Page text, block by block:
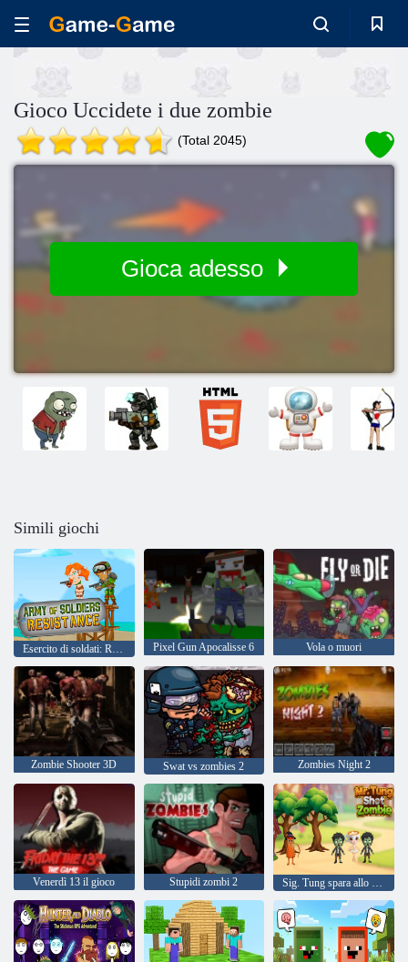
Gioco Uccidete i due zombie
(Total 2045)
Gioca adesso
Simili giochi
Esercito di soldati: Resistenza Pixel Gun Apocalisse 6 Vola o muori
Zombie Shooter 3D Swat vs zombies 2 Zombies Night 2
Venerdì 13 il gioco Stupidi zombi 2 Sig. Tung spara allo zombi